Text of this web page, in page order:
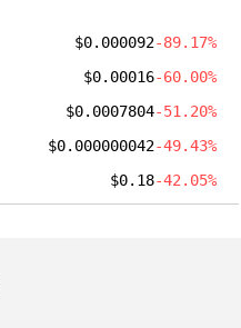
$0.000092-89.17%
$0.00016-60.00%
$0.0007804-51.20%
$0.000000042-49.43%
$0.18-42.05%